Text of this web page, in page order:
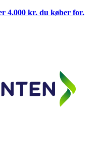
4.000 kr. du køber for.